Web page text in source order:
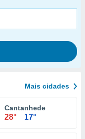
Mais cidades
Cantanhede
28° 17°